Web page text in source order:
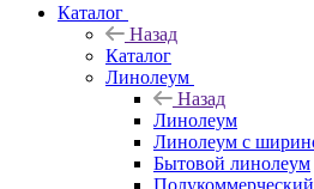
Каталог
Назад
Каталог
Линолеум
Назад
Линолеум
Линолеум с
Бытовой линолеум